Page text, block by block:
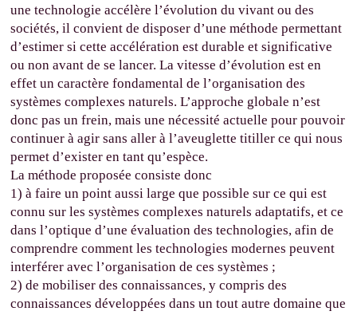
une technologie accélère l’évolution du vivant ou des
sociétés, il convient de disposer d’une méthode permettant
d’estimer si cette accélération est durable et significative
ou non avant de se lancer. La vitesse d’évolution est en
effet un caractère fondamental de l’organisation des
systèmes complexes naturels. L’approche globale n’est
donc pas un frein, mais une nécessité actuelle pour pouvoir
continuer à agir sans aller à l’aveuglette titiller ce qui nous
permet d’exister en tant qu’espèce.
La méthode proposée consiste donc
1) à faire un point aussi large que possible sur ce qui est
connu sur les systèmes complexes naturels adaptatifs, et ce
dans l’optique d’une évaluation des technologies, afin de
comprendre comment les technologies modernes peuvent
interférer avec l’organisation de ces systèmes ;
2) de mobiliser des connaissances, y compris des
connaissances développées dans un tout autre domaine que